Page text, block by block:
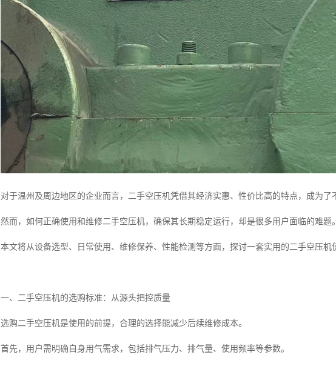
对于温州及周边地区的企业而言，二手空压机凭借其经济实惠、性价比高的特点，成为
然而，如何正确使用和维修二手空压机，确保其长期稳定运行，却是很多用户面临的难题
本文将从设备选型、日常使用、维修保养、性能检测等方面，探讨一套实用的二手空压
一、二手空压机的选购标准：从源头把控质量
选购二手空压机是使用的前提，合理的选择能减少后续维修成本。
首先，用户需明确自身用气需求，包括排气压力、排气量、使用频率等参数。